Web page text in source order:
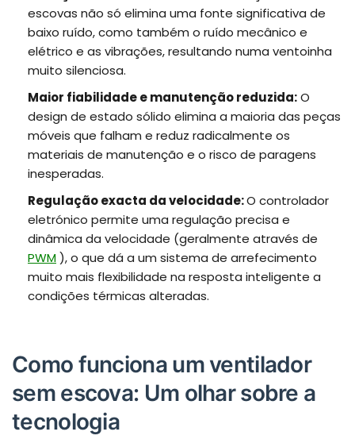
escovas não só elimina uma fonte significativa de
baixo ruído, como também o ruído mecânico e
elétrico e as vibrações, resultando numa ventoinha
muito silenciosa.
Maior fiabilidade e manutenção reduzida:O
design de estado sólido elimina a maioria das peças
móveis que falham e reduz radicalmente os
materiais de manutenção e o risco de paragens
inesperadas.
Regulação exacta da velocidade:O controlador
eletrónico permite uma regulação precisa e
dinâmica da velocidade (geralmente através de
PWM), o que dá a um sistema de arrefecimento
muito mais flexibilidade na resposta inteligente a
condições térmicas alteradas.
Como funciona um ventilador
sem escova: Um olhar sobre a
tecnologia